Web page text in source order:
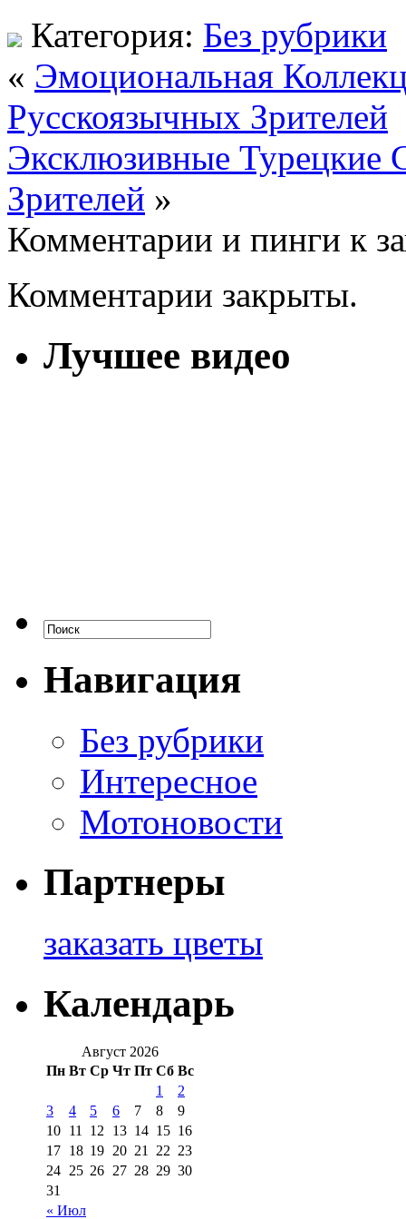
Категория: Без рубрики
« Эмоциональная
Русскоязычных Зрителей
Эксклюзивные Турецкие
Зрителей »
Комментарии и пинги к
Комментарии закрыты.
Лучшее видео
Навигация
Без рубрики
Интересное
Мотоновости
Партнеры
заказать цветы
Календарь
Август 2026
Пн Вт Ср Чт Пт Сб Вс
« Июл
1
2
3
4 5 6 7 8
9
10 11 12 13 14 15 16
17 18 19 20 21 22 23
24 25 26 27 28 29 30
31